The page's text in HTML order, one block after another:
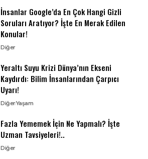
İnsanlar Google’da En Çok Hangi Gizli
Soruları Aratıyor? İşte En Merak Edilen
Konular!
Diğer
Yeraltı Suyu Krizi Dünya’nın Ekseni
Kaydırdı: Bilim İnsanlarından Çarpıcı
Uyarı!
DiğerYaşam
Fazla Yememek İçin Ne Yapmalı? İşte
Uzman Tavsiyeleri!..
Diğer